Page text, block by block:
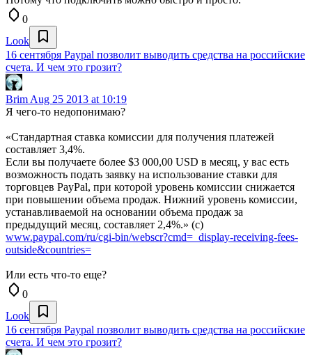
0
Look
16 сентября Paypal позволит выводить средства на российские
счета. И чем это грозит?
Brim Aug 25 2013 at 10:19
Я чего-то недопонимаю?
«Стандартная ставка комиссии для получения платежей
составляет 3,4%.
Если вы получаете более $3 000,00 USD в месяц, у вас есть
возможность подать заявку на использование ставки для
торговцев PayPal, при которой уровень комиссии снижается
при повышении объема продаж. Нижний уровень комиссии,
устанавливаемой на основании объема продаж за
предыдущий месяц, составляет 2,4%.» (с)
www.paypal.com/ru/cgi-bin/webscr?cmd=_display-receiving-fees-
outside&countries=
Или есть что-то еще?
0
Look
16 сентября Paypal позволит выводить средства на российские
счета. И чем это грозит?